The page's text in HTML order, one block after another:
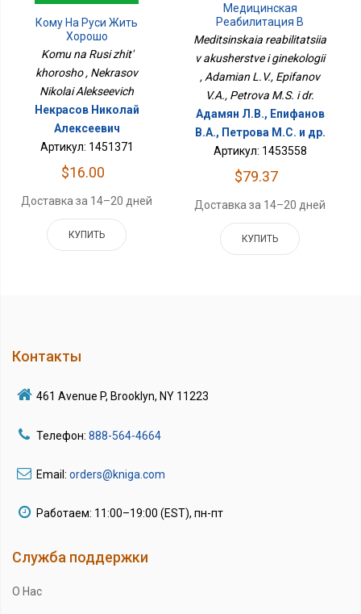
Кому На Руси Жить
Хорошо
Komu na Rusi zhit'
khorosho , Nekrasov
Nikolai Alekseevich
Некрасов Николай
Алексеевич
Артикул: 1451371
$16.00
Доставка за 14–20 дней
КУПИТЬ
Медицинская
Реабилитация В
Акушерстве И
Гинекологии
Meditsinskaia reabilitatsiia
v akusherstve i ginekologii
, Adamian L.V., Epifanov
V.A., Petrova M.S. i dr.
Адамян Л.В., Епифанов
В.А., Петрова М.С. и др.
Артикул: 1453558
$79.37
Доставка за 14–20 дней
КУПИТЬ
Контакты
461 Avenue P, Brooklyn, NY 11223
Телефон: 888-564-4664
Email: orders@kniga.com
Работаем: 11:00–19:00 (EST), пн-пт
Служба поддержки
О Нас